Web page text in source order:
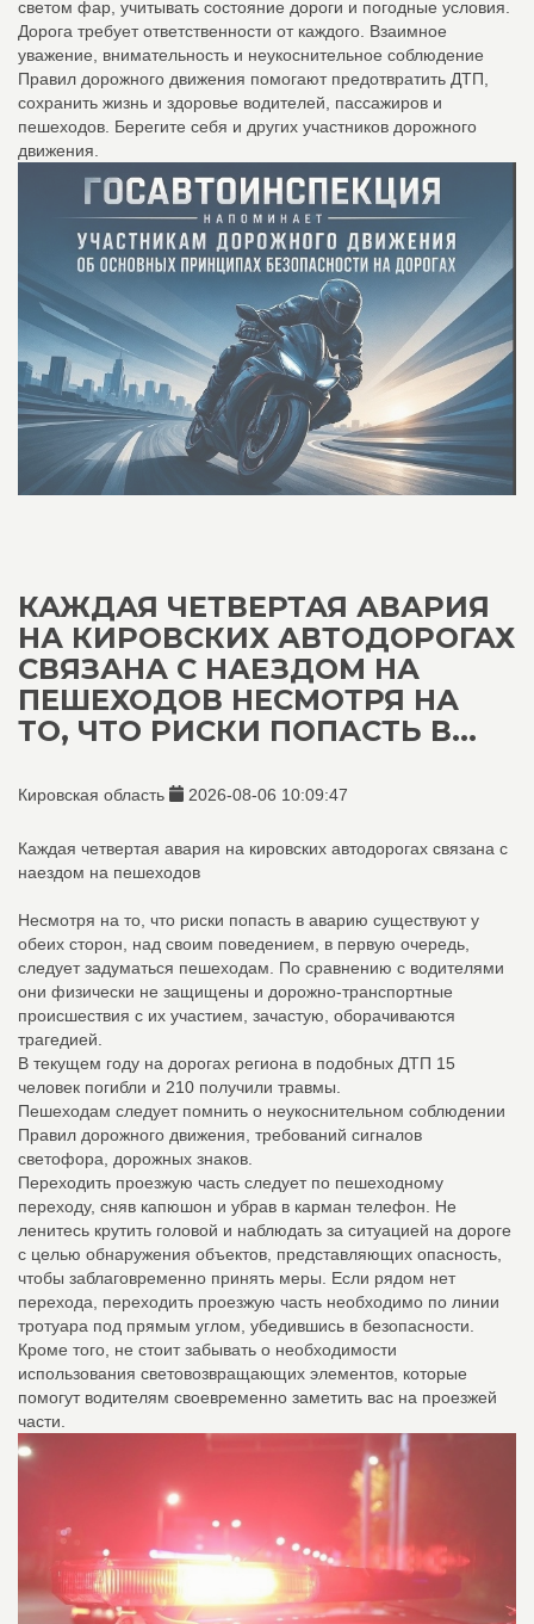
светом фар, учитывать состояние дороги и погодные условия.
Дорога требует ответственности от каждого. Взаимное
уважение, внимательность и неукоснительное соблюдение
Правил дорожного движения помогают предотвратить ДТП,
сохранить жизнь и здоровье водителей, пассажиров и
пешеходов. Берегите себя и других участников дорожного
движения.
КАЖДАЯ ЧЕТВЕРТАЯ АВАРИЯ
НА КИРОВСКИХ АВТОДОРОГАХ
СВЯЗАНА С НАЕЗДОМ НА
ПЕШЕХОДОВ НЕСМОТРЯ НА
ТО, ЧТО РИСКИ ПОПАСТЬ В...
Кировская область 2026-08-06 10:09:47
Каждая четвертая авария на кировских автодорогах связана с
наездом на пешеходов
Несмотря на то, что риски попасть в аварию существуют у
обеих сторон, над своим поведением, в первую очередь,
следует задуматься пешеходам. По сравнению с водителями
они физически не защищены и дорожно-транспортные
происшествия с их участием, зачастую, оборачиваются
трагедией.
В текущем году на дорогах региона в подобных ДТП 15
человек погибли и 210 получили травмы.
Пешеходам следует помнить о неукоснительном соблюдении
Правил дорожного движения, требований сигналов
светофора, дорожных знаков.
Переходить проезжую часть следует по пешеходному
переходу, сняв капюшон и убрав в карман телефон. Не
ленитесь крутить головой и наблюдать за ситуацией на дороге
с целью обнаружения объектов, представляющих опасность,
чтобы заблаговременно принять меры. Если рядом нет
перехода, переходить проезжую часть необходимо по линии
тротуара под прямым углом, убедившись в безопасности.
Кроме того, не стоит забывать о необходимости
использования световозвращающих элементов, которые
помогут водителям своевременно заметить вас на проезжей
части.